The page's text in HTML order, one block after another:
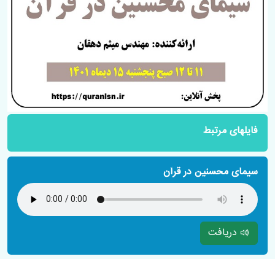
فایلهای مرتبط
سیمای محسنین در قرآن
دریافت